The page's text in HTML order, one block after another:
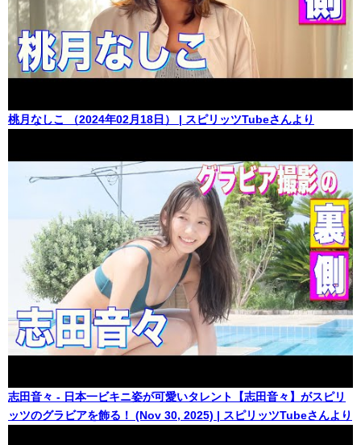
桃月なしこ （2024年02月18日） | スピリッツTubeさんより
志田音々 - 日本一ビキニ姿が可愛いタレント【志田音々】がスピリ
ッツのグラビアを飾る！ (Nov 30, 2025) | スピリッツTubeさんより